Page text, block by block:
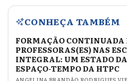
CONHEÇA TAMBÉM
FORMAÇÃO CONTINUADA
PROFESSORAS(ES) NAS
INTEGRAL: UM ESTADO
ESPAÇO-TEMPO DA HTPC
ANGELINA BRANDÃO RODRIGUES